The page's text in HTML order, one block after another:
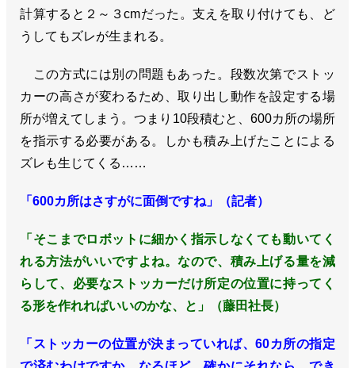
計算すると２～３cmだった。支えを取り付けても、ど
うしてもズレが生まれる。
この方式には別の問題もあった。段数次第でストッ
カーの高さが変わるため、取り出し動作を設定する場
所が増えてしまう。つまり10段積むと、600カ所の場所
を指示する必要がある。しかも積み上げたことによる
ズレも生じてくる……
「600カ所はさすがに面倒ですね」（記者）
「そこまでロボットに細かく指示しなくても動いてく
れる方法がいいですよね。なので、積み上げる量を減
らして、必要なストッカーだけ所定の位置に持ってく
る形を作れればいいのかな、と」（藤田社長）
「ストッカーの位置が決まっていれば、60カ所の指定